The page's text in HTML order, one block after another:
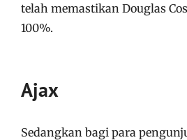
telah memastikan Douglas
100%.
Ajax
Sedangkan bagi para